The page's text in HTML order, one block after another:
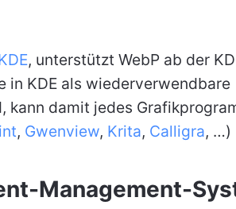
, unterstützt WebP ab der
in KDE als wiederverwendbare
kann damit jedes
, Gwenview, Krita, Calligra, …)
Management-